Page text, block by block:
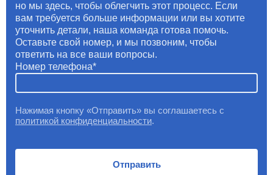
но мы здесь, чтобы облегчить этот процесс. Если
вам требуется больше информации или вы хотите
уточнить детали, наша команда готова помочь.
Оставьте свой номер, и мы позвоним, чтобы
ответить на все ваши вопросы.
Номер телефона
Нажимая кнопку «Отправить» вы соглашаетесь с
политикой конфиденциальности.
Отправить